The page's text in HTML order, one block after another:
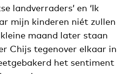
landverraders’ en ‘Ik
mijn kinderen niét zullen
kleine maand later staan
Chijs tegenover elkaar in
het sentiment